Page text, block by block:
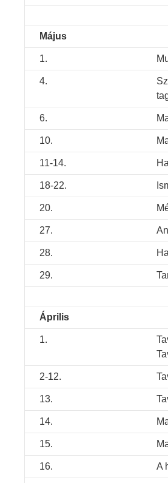
Május
1.
4.
6.
10.
11-14.
18-22.
20.
27.
28.
29.
Április
1.
2-12.
13.
14.
15.
16. A